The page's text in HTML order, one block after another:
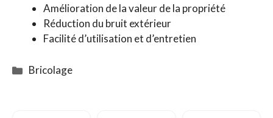
Amélioration de la valeur de la propriété
Réduction du bruit extérieur
Facilité d’utilisation et d’entretien
Catégories
Bricolage